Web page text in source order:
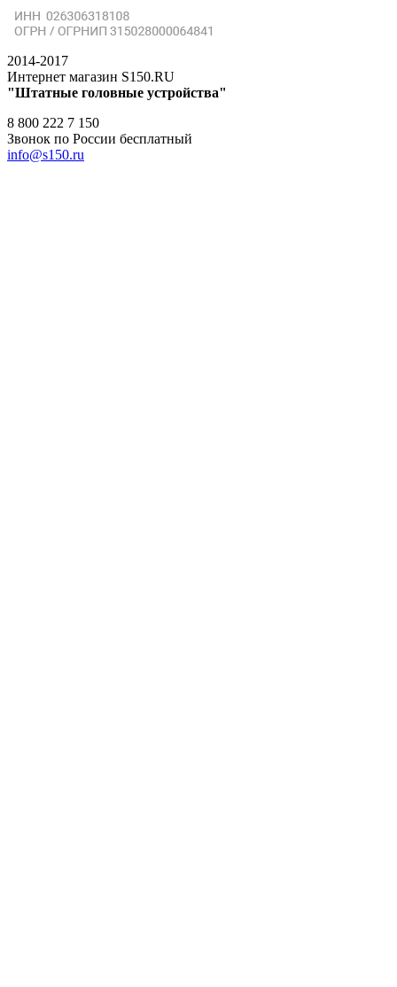
2014-2017
Интернет магазин S150.RU
"Штатные головные устройства"
8 800 222 7 150
Звонок по России бесплатный
info@s150.ru